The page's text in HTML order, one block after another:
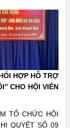
HỢP HỖ TRỢ
CHO HỘI VIÊN
TỔ CHỨC HỘI
QUYẾT SỐ 09